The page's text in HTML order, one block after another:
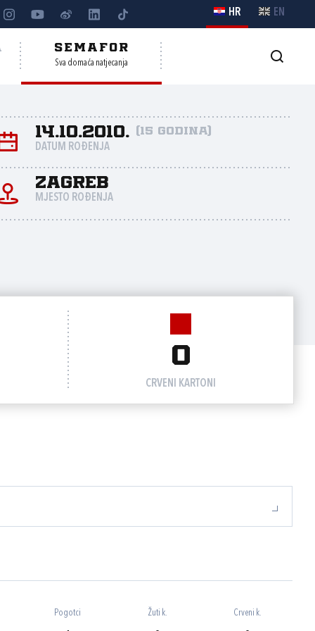
HR EN
SEMAFOR
Sva domaća natjecanja
14.10.2010. (15 godina)
DATUM ROĐENJA
Zagreb
MJESTO ROĐENJA
0
CRVENI KARTONI
Pogotci Žuti k. Crveni k.